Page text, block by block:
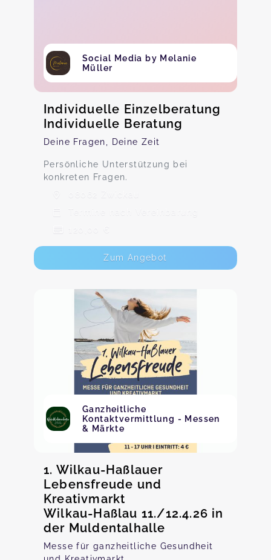
Social Media by Melanie
Müller
Individuelle Einzelberatung
Individuelle Beratung
Deine Fragen, Deine Zeit
Persönliche Unterstützung bei
konkreten Fragen.
08062 Zwickau
Termine nach Vereinbarung
120,00 €
Zum Angebot
Ganzheitliche
Kontaktvermittlung - Messen
& Märkte
1. Wilkau-Haßlauer
Lebensfreude und
Kreativmarkt
Wilkau-Haßlau 11./12.4.26 in
der Muldentalhalle
Messe für ganzheitliche Gesundheit